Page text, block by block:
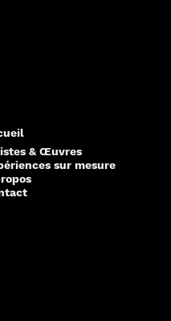
& Œuvres
sur mesure